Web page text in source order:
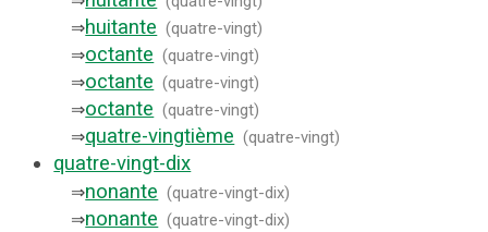
⇒huitante (quatre-vingt)
⇒octante (quatre-vingt)
⇒octante (quatre-vingt)
⇒octante (quatre-vingt)
⇒quatre-vingtième (quatre-vingt)
quatre-vingt-dix
⇒nonante (quatre-vingt-dix)
⇒nonante (quatre-vingt-dix)